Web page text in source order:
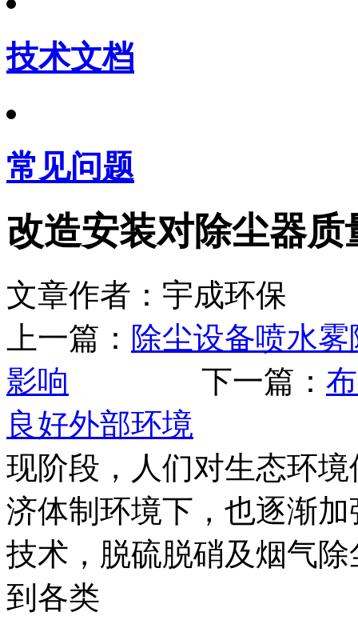
技术文档
常见问题
改造安装对除尘器
文章作者：宇成环保
上一篇： 除尘设备喷水
影响 下一篇：
良好外部环境
现阶段，人们对生态环
济体制环境下，也逐渐
技术，脱硫脱硝及烟气
到各类